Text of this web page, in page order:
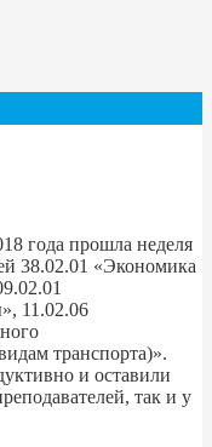
года прошла неделя
38.02.01 «Экономика
11.02.06
транспорта)».
и оставили
так и у